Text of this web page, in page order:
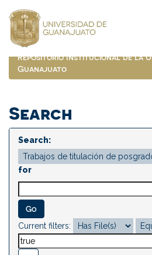
navigation
Repositorio Institucional de la
Guanajuato
Search
Search:
for
Current filters: